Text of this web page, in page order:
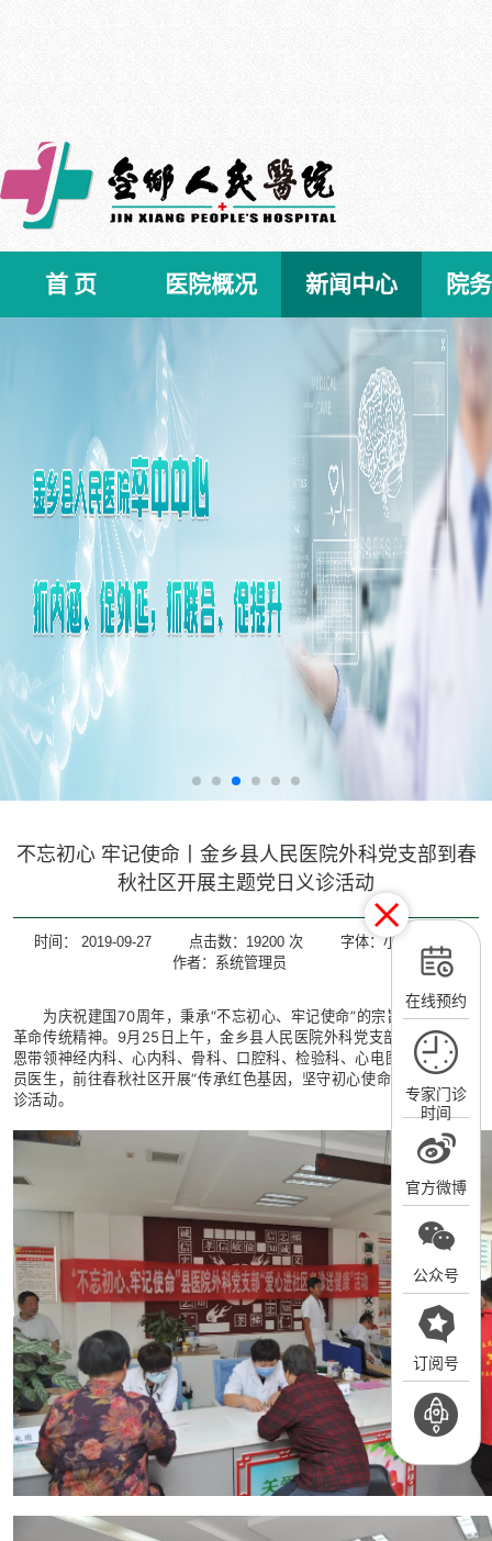
在线预约
专家门诊
时间
官方微博
公众号
订阅号
首 页 医院概况 新闻中心 院
不忘初心 牢记使命丨金乡县人民医院外科党支部到春
秋社区开展主题党日义诊活动
时间： 2019-09-27 点击数： 19200 次 字体：小
作者：系统管理员
为庆祝建国70周年，秉承“不忘初心、牢记使命”的宗旨，大力弘扬
革命传统精神。9月25日上午，金乡县人民医院外科党支部副书记宋庆
恩带领神经内科、心内科、骨科、口腔科、检验科、心电图室共7名党
员医生，前往春秋社区开展“传承红色基因，坚守初心使命”主题党日义
诊活动。